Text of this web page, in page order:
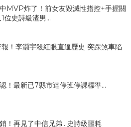
MVP炸了！前女友毀滅性指控+手握關
位史詩級渣男...
！李灝宇殺紅眼直逼歷史 突踩煞車陷
！最新已7縣市達停班停課標準...
！再見了中信兄弟...史詩級噩耗